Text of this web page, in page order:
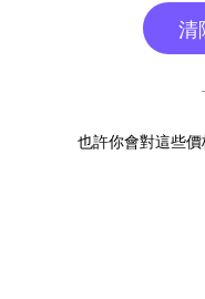
清
也許你會對這些